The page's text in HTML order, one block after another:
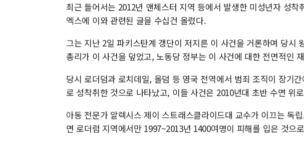
최근 들어서는 2012년 맨체스터 지역 등에서 발생한 미성년자 성
엑스에 이와 관련된 글을 수십건 올렸다.
그는 지난 2일 파키스탄계 갱단이 저지른 이 사건을 거론하며 당시
총리가 이 사건을 덮었고, 노동당 정부는 이 사건에 대한 전면적인
당시 로더덤과 로치데일, 올덤 등 영국 전역에서 범죄 조직이 장기
로 성착취한 것으로 나타났고, 이들 사건은 2010년대 초반 수면 위
아동 전문가 알렉시스 제이 스트래스클라이드대 교수가 이끄는 독
면 로더럼 지역에서만 1997~2013년 1400여명이 피해를 입은 것으